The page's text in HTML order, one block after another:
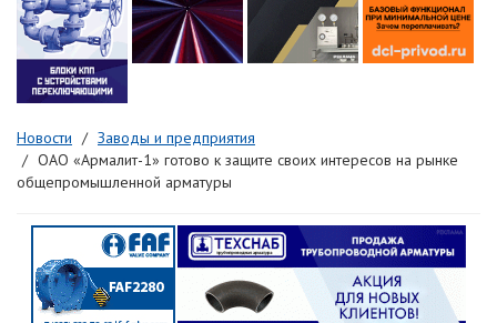
Новости
Заводы и предприятия
ОАО «Армалит-1» готово к защите своих интересов на рынке
общепромышленной арматуры